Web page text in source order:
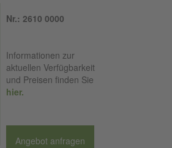
Nr.: 2610 0000
Informationen zur
aktuellen Verfügbarkeit
und Preisen finden Sie
hier.
Angebot anfragen